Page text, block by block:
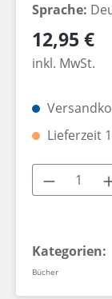
Sprache:
Regulärer
12,95 €
inkl. MwSt.
Lieferzeit
Produkt
Kategorien:
Bücher